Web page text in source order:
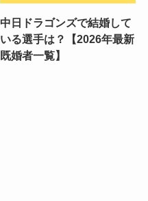
中日ドラゴンズで結婚して
いる選手は？【2026年最新
既婚者一覧】